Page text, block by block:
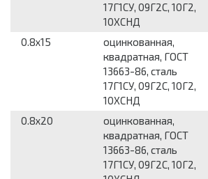
17Г1СУ, 09Г2С, 10Г2,
10ХСНД
0.8x15
оцинкованная,
квадратная, ГОСТ
13663-86, сталь
17Г1СУ, 09Г2С, 10Г2,
10ХСНД
0.8x20
оцинкованная,
квадратная, ГОСТ
13663-86, сталь
17Г1СУ, 09Г2С, 10Г2,